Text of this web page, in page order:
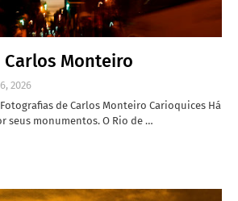
Monteiro
2026
de Carlos Monteiro Carioquices Há
seus monumentos. O Rio de …